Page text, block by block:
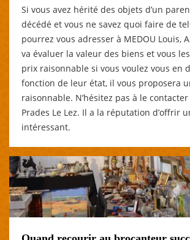
Si vous avez hérité des objets d’un
décédé et vous ne savez quoi faire de
pourrez vous adresser à MEDOU Louis,
va évaluer la valeur des biens et vous
prix raisonnable si vous voulez vous en
fonction de leur état, il vous proposera
raisonnable. N’hésitez pas à le
Prades Le Lez. Il a la réputation d’offrir
intéressant.